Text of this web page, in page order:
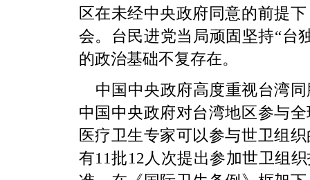
区在未经中央政府同意的前提
会。台民进党当局顽固坚持“台
的政治基础不复存在。
中国中央政府高度重视台湾
中国中央政府对台湾地区参与
医疗卫生专家可以参与世卫组
有11批12人次提出参加世卫组